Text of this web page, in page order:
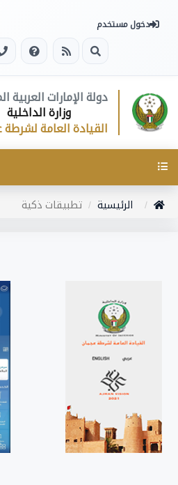
دخول مستخدم
دولة الإمارات العربية
وزارة الداخلية
القيادة العامة
Toggle
الرئيسية تطبيقات ذكية